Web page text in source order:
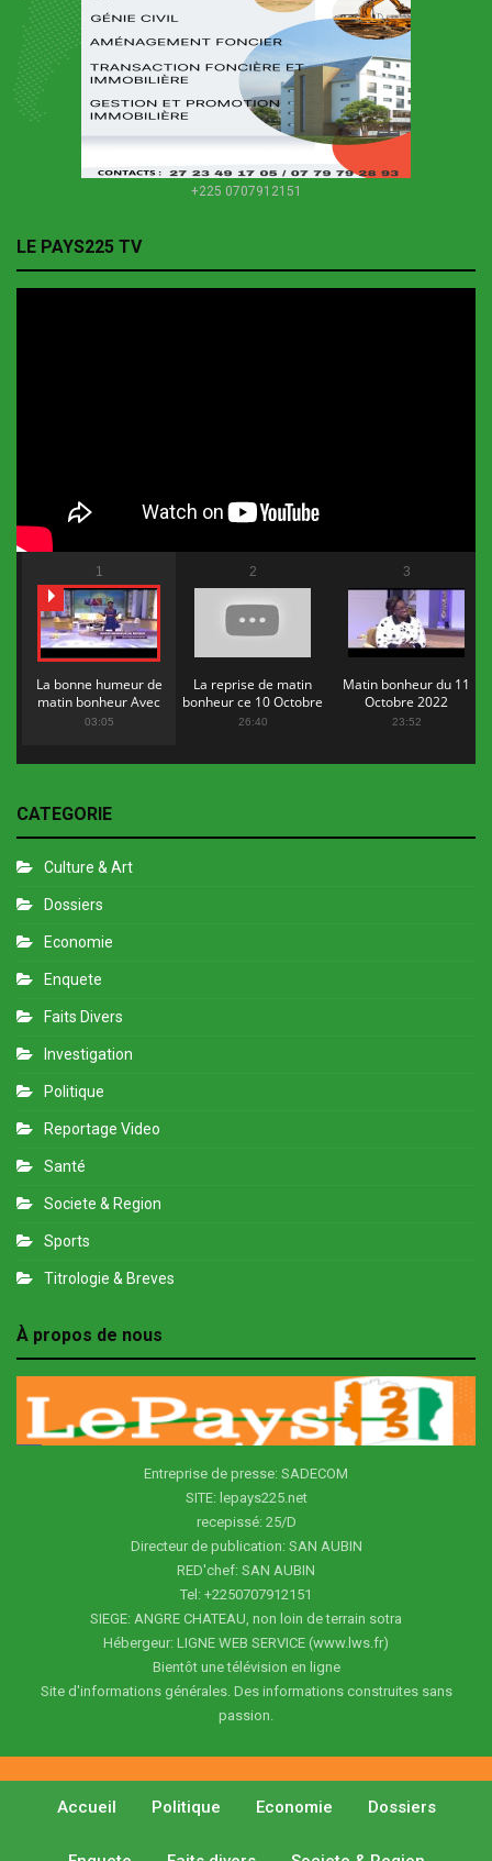
+225 0707912151
LE PAYS225 TV
1
La bonne humeur de
matin bonheur Avec
Flopy Mendosa
03:05
2
La reprise de matin
bonheur ce 10 Octobre
2022
26:40
3
Matin bonheur du 11
Octobre 2022
23:52
CATEGORIE
Culture & Art
Dossiers
Economie
Enquete
Faits Divers
Investigation
Politique
Reportage Video
Santé
Societe & Region
Sports
Titrologie & Breves
À propos de nous
Entreprise de presse: SADECOM
SITE: lepays225.net
recepissé: 25/D
Directeur de publication: SAN AUBIN
RED'chef: SAN AUBIN
Tel: +2250707912151
SIEGE: ANGRE CHATEAU, non loin de terrain sotra
Hébergeur: LIGNE WEB SERVICE (www.lws.fr)
Bientôt une télévision en ligne
Site d'informations générales. Des informations construites sans
passion.
Accueil Politique Economie Dossiers